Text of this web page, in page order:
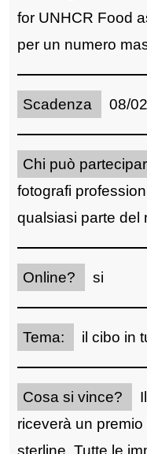
for UNHCR Food
per un numero
Scadenza 08/
Chi può
fotografi
qualsiasi parte del
Online? si
Tema: il cibo in
Cosa si vince?
riceverà un
sterline. Tutte le